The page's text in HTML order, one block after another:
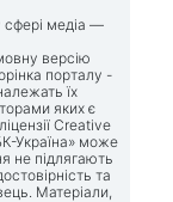
сфері медіа —
версію
порталу -
їх
яких є
Creative
Україна» може
не підлягають
та
Матеріали,